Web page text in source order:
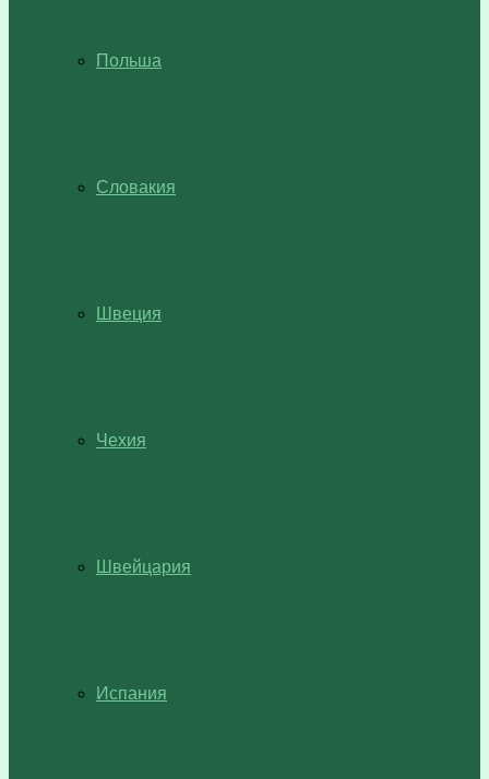
Польша
Словакия
Швеция
Чехия
Швейцария
Испания